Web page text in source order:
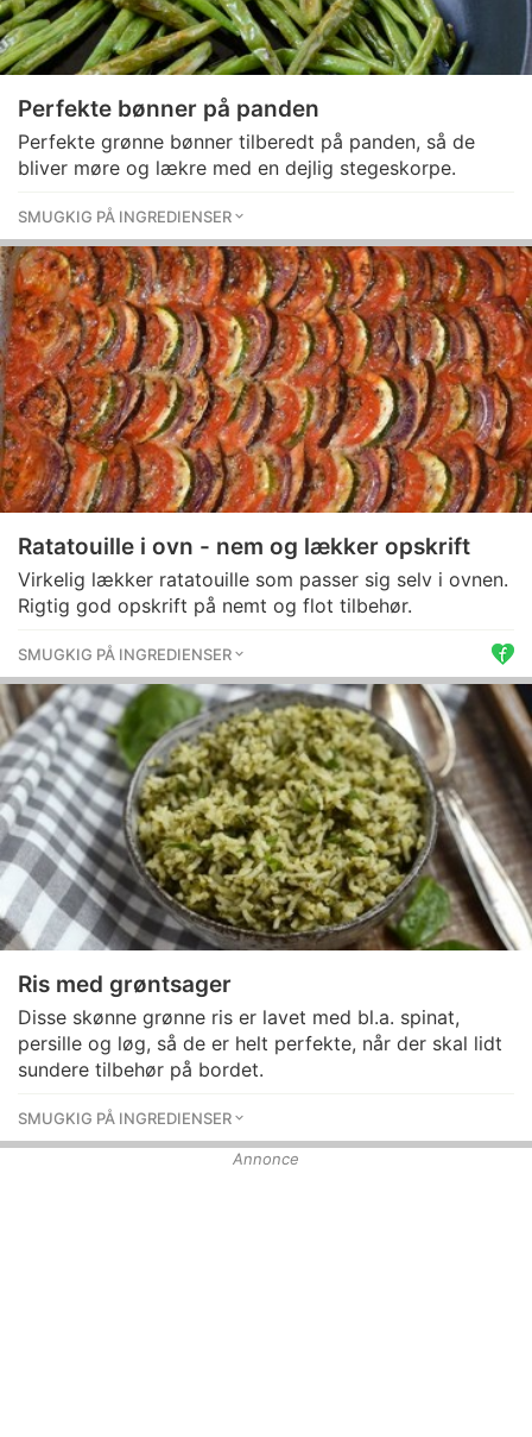
Perfekte bønner på panden
Perfekte grønne bønner tilberedt på panden, så de
bliver møre og lækre med en dejlig stegeskorpe.
SMUGKIG PÅ INGREDIENSER
Ratatouille i ovn - nem og lækker opskrift
Virkelig lækker ratatouille som passer sig selv i ovnen.
Rigtig god opskrift på nemt og flot tilbehør.
SMUGKIG PÅ INGREDIENSER
Ris med grøntsager
Disse skønne grønne ris er lavet med bl.a. spinat,
persille og løg, så de er helt perfekte, når der skal lidt
sundere tilbehør på bordet.
SMUGKIG PÅ INGREDIENSER
Annonce